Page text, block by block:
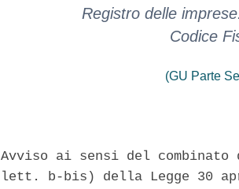
Registro delle
Codice
(GU Parte
Avviso ai sensi del
lett. b-bis) della Legge 30